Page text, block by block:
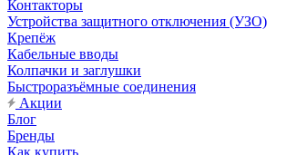
Контакторы
Устройства защитного отключения (УЗО)
Крепёж
Кабельные вводы
Колпачки и заглушки
Быстроразъёмные соединения
Акции
Блог
Бренды
Как купить